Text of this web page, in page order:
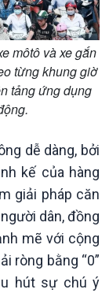
& Biển
Nam
giới và hải
Công nghệ
môtô và xe gắn
từng khung giờ
tảng ứng dụng
dễ dàng, bởi
kế của hàng
giải pháp căn
dân, đồng
mẽ với cộng
ròng bằng “0”
hút sự chú ý